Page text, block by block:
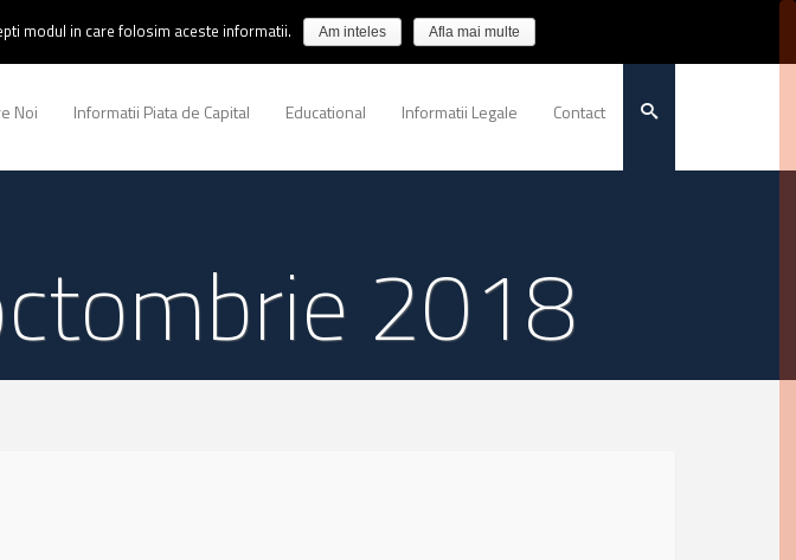
Noi Informatii Piata de Capital Educational Informatii Legale Contact
2018
modul in care folosim aceste informatii. Am inteles Afla mai multe